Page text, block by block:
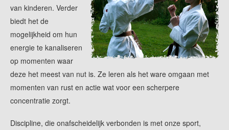
van kinderen. Verder
biedt het de
mogelijkheid om hun
energie te kanaliseren
op momenten waar
deze het meest van nut is. Ze leren als het ware omgaan met
momenten van rust en actie wat voor een scherpere
concentratie zorgt.
Discipline, die onafscheidelijk verbonden is met onze sport,